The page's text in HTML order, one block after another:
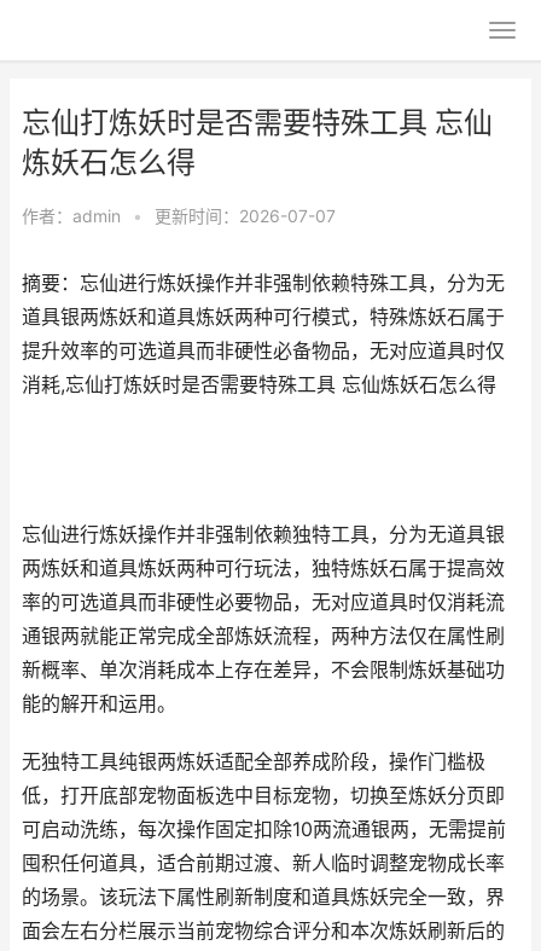
忘仙打炼妖时是否需要特殊工具 忘仙
炼妖石怎么得
作者： admin • 更新时间：2026-07-07
摘要：忘仙进行炼妖操作并非强制依赖特殊工具，分为无
道具银两炼妖和道具炼妖两种可行模式，特殊炼妖石属于
提升效率的可选道具而非硬性必备物品，无对应道具时仅
消耗,忘仙打炼妖时是否需要特殊工具 忘仙炼妖石怎么得
忘仙进行炼妖操作并非强制依赖独特工具，分为无道具银
两炼妖和道具炼妖两种可行玩法，独特炼妖石属于提高效
率的可选道具而非硬性必要物品，无对应道具时仅消耗流
通银两就能正常完成全部炼妖流程，两种方法仅在属性刷
新概率、单次消耗成本上存在差异，不会限制炼妖基础功
能的解开和运用。
无独特工具纯银两炼妖适配全部养成阶段，操作门槛极
低，打开底部宠物面板选中目标宠物，切换至炼妖分页即
可启动洗练，每次操作固定扣除10两流通银两，无需提前
囤积任何道具，适合前期过渡、新人临时调整宠物成长率
的场景。该玩法下属性刷新制度和道具炼妖完全一致，界
面会左右分栏展示当前宠物综合评分和本次炼妖刷新后的